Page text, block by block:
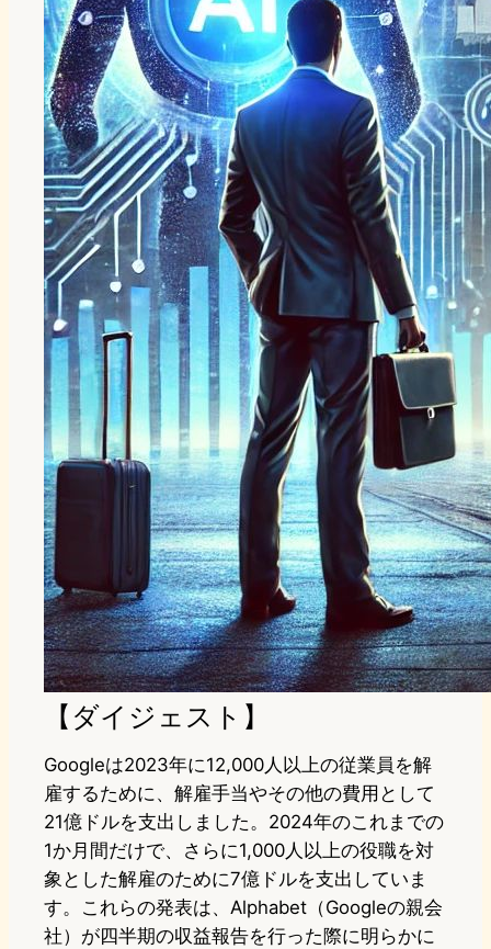
【ダイジェスト】
Googleは2023年に12,000人以上の従業員を解
雇するために、解雇手当やその他の費用として
21億ドルを支出しました。2024年のこれまでの
1か月間だけで、さらに1,000人以上の役職を対
象とした解雇のために7億ドルを支出していま
す。これらの発表は、Alphabet（Googleの親会
社）が四半期の収益報告を行った際に明らかに